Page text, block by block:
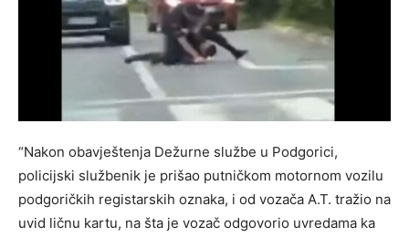
“Nakon obavještenja Dežurne službe u Podgorici,
policijski službenik je prišao putničkom motornom vozilu
podgoričkih registarskih oznaka, i od vozača A.T. tražio na
uvid ličnu kartu, na šta je vozač odgovorio uvredama ka